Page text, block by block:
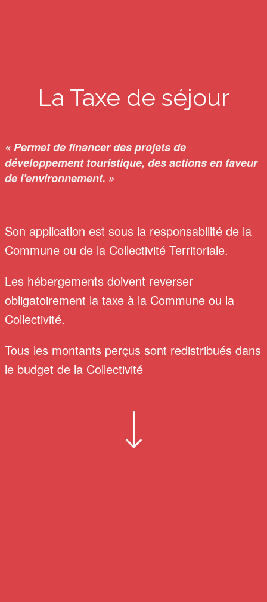
La Taxe de séjour
« Permet de financer des projets de
développement touristique, des actions en faveur
de l'environnement. »
Son application est sous la responsabilité de la
Commune ou de la Collectivité Territoriale.
Les hébergements doivent reverser
obligatoirement la taxe à la Commune ou la
Collectivité.
Tous les montants perçus sont redistribués dans
le budget de la Collectivité